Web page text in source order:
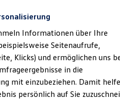
Schlussrate
Garantien
bei Volkswagen
ID.3 Neo!
Informationen über Ihre
Seitenaufrufe,
Klicks) und ermöglichen uns
in die
mit einzubeziehen. Damit
persönlich auf Sie